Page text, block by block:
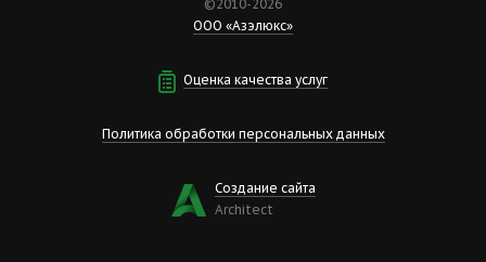
©2010-2026
ООО «Азэлюкс»
Оценка качества услуг
Политика обработки персональных данных
Создание сайта
Аrchitect